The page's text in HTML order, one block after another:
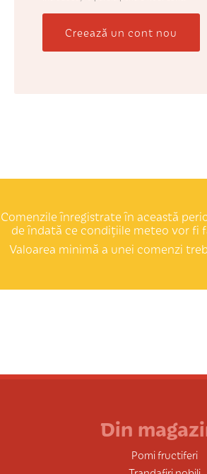
Creează un cont nou
Comenzile înregistrate în această
de îndată ce condițiile meteo vor fi
Valoarea minimă a unei comenzi
Din
Pomi fructiferi